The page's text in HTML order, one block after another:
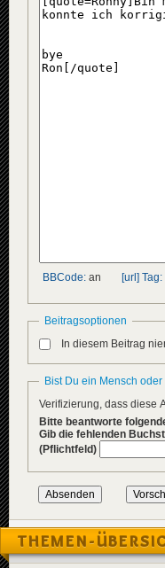
BBCode: an [url] Tag:
Beitragsoptionen
In diesem Beitrag
Bist Du ein Mensch
Verifizierung, dass diese
Bitte beantworte
Gib die fehlenden
(Pflichtfeld)
THEMEN-